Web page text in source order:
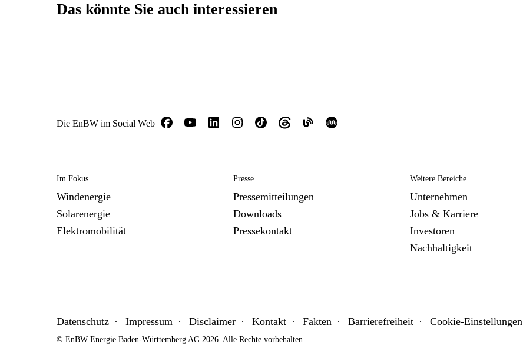
Das könnte Sie auch interessieren
Die EnBW im Social Web
Im Fokus
Windenergie
Solarenergie
Elektromobilität
Presse
Pressemitteilungen
Downloads
Pressekontakt
Weitere Bereiche
Unternehmen
Jobs & Karriere
Investoren
Nachhaltigkeit
Datenschutz Impressum Disclaimer Kontakt Fakten Barrierefreiheit Cookie-Einstellungen
© EnBW Energie Baden-Württemberg AG 2026. Alle Rechte vorbehalten.